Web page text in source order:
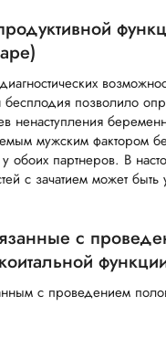
бесплодия позволило
ненаступления
мужским фактором
обоих партнеров. В
с зачатием может
с
с проведением